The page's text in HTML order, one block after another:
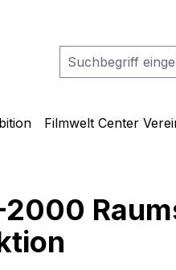
Filmwelt Center
2000